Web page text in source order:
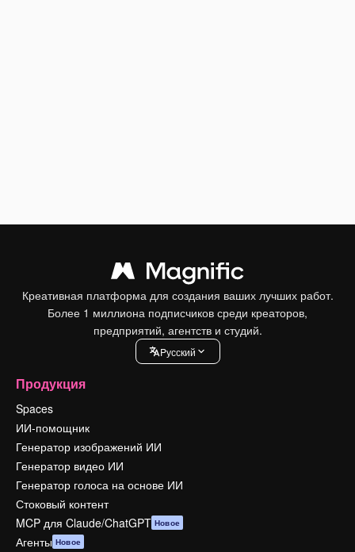
Креативная платформа для создания ваших лучших работ.
Более 1 миллиона подписчиков среди креаторов,
предприятий, агентств и студий.
Pусский
Продукция
Spaces
ИИ-помощник
Генератор изображений ИИ
Генератор видео ИИ
Генератор голоса на основе ИИ
Стоковый контент
MCP для Claude/ChatGPT Новое
Агенты Новое